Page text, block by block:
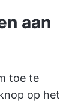
aan
toe te
op het